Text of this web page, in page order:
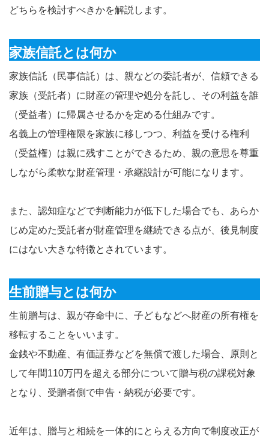
どちらを検討すべきかを解説します。
家族信託とは何か
家族信託（民事信託）は、親などの委託者が、信頼できる
家族（受託者）に財産の管理や処分を託し、その利益を誰
（受益者）に帰属させるかを定める仕組みです。
名義上の管理権限を家族に移しつつ、利益を受ける権利
（受益権）は親に残すことができるため、親の意思を尊重
しながら柔軟な財産管理・承継設計が可能になります。
また、認知症などで判断能力が低下した場合でも、あらか
じめ定めた受託者が財産管理を継続できる点が、後見制度
にはない大きな特徴とされています。
生前贈与とは何か
生前贈与は、親が存命中に、子どもなどへ財産の所有権を
移転することをいいます。
金銭や不動産、有価証券などを無償で渡した場合、原則と
して年間110万円を超える部分について贈与税の課税対象
となり、受贈者側で申告・納税が必要です。
近年は、贈与と相続を一体的にとらえる方向で制度改正が